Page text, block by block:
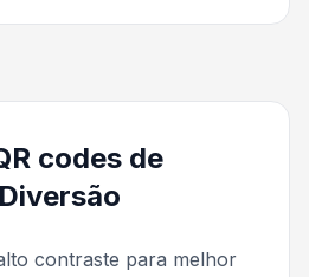
codes de
contraste para melhor